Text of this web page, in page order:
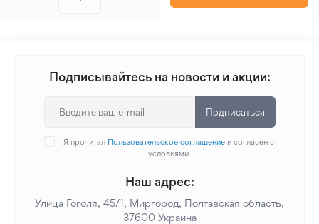
Подписывайтесь на новости и акции:
Подписаться
Я прочитал Пользовательское соглашениеи согласен с
условиями
Наш адрес:
Улица Гоголя, 45/1, Миргород, Полтавская область,
37600 Украина